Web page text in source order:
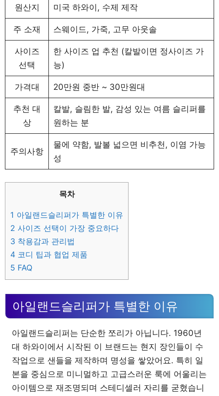
원산지 미국 하와이, 수제 제작
주 소재 스웨이드, 가죽, 고무 아웃솔
사이즈
선택
한 사이즈 업 추천 (칼발이면 정사이즈 가
능)
가격대 20만원 중반 ~ 30만원대
추천 대
상
칼발, 슬림한 발, 감성 있는 여름 슬리퍼를
원하는 분
주의사항
물에 약함, 발볼 넓으면 비추천, 이염 가능
성
목차
1 아일랜드슬리퍼가 특별한 이유
2 사이즈 선택이 가장 중요하다
3 착용감과 관리법
4 코디 팁과 협업 제품
5 FAQ
아일랜드슬리퍼가 특별한 이유
아일랜드슬리퍼는 단순한 쪼리가 아닙니다. 1960년
대 하와이에서 시작된 이 브랜드는 현지 장인들이 수
작업으로 샌들을 제작하며 명성을 쌓았어요. 특히 일
본을 중심으로 미니멀하고 고급스러운 룩에 어울리는
아이템으로 재조명되며 스테디셀러 자리를 굳혔습니